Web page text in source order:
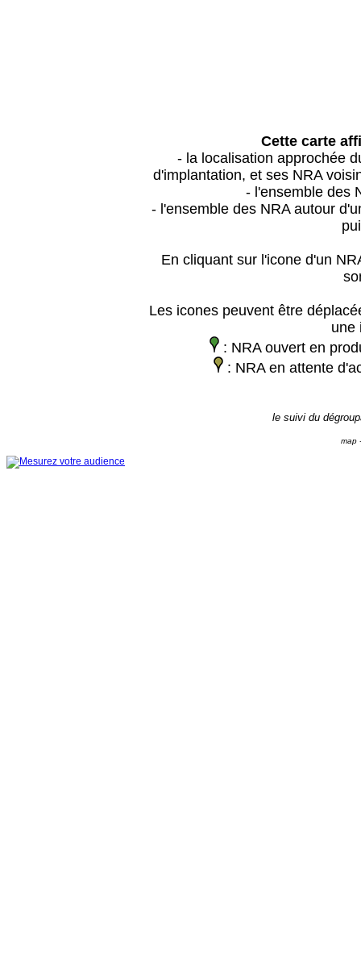
Cette carte
- la localisation approchée
d'implantation, et ses NRA
- l'ensemble des
- l'ensemble des NRA autour
En cliquant sur l'icone d'un
Les icones peuvent être
une
: NRA ouvert en
: NRA en attente
le suivi du
map